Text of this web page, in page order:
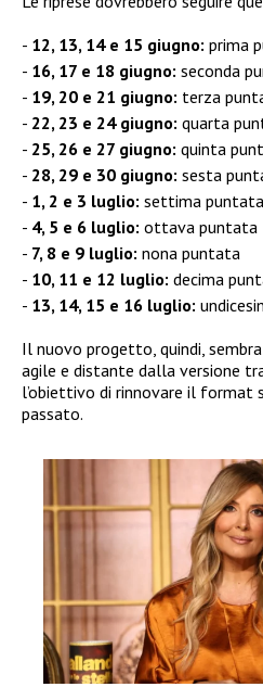
12, 13, 14 e 15 giugno: prima
16, 17 e 18 giugno: seconda
19, 20 e 21 giugno: terza
22, 23 e 24 giugno: quarta
25, 26 e 27 giugno: quinta
28, 29 e 30 giugno: sesta
1, 2 e 3 luglio: settima puntata
4, 5 e 6 luglio: ottava puntata
7, 8 e 9 luglio: nona puntata
10, 11 e 12 luglio: decima
13, 14, 15 e 16 luglio:
Il nuovo progetto, quindi,
agile e distante dalla versione
l’obiettivo di rinnovare il format
passato.